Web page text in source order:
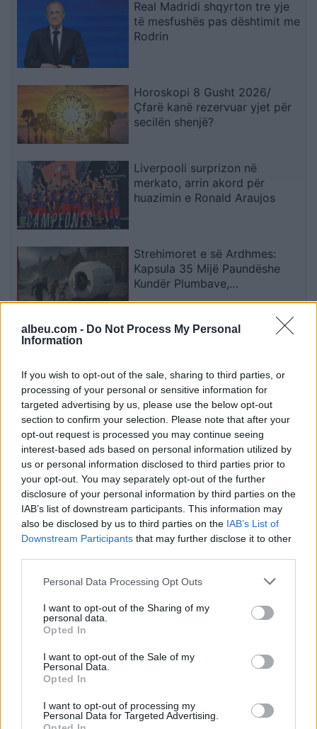
albeu.com - Do Not Process My Personal
Information
If you wish to opt-out of the sale, sharing to third parties, or
processing of your personal or sensitive information for
targeted advertising by us, please use the below opt-out
section to confirm your selection. Please note that after your
opt-out request is processed you may continue seeing
interest-based ads based on personal information utilized by
us or personal information disclosed to third parties prior to
your opt-out. You may separately opt-out of the further
disclosure of your personal information by third parties on the
IAB’s list of downstream participants. This information may
also be disclosed by us to third parties on the IAB’s List of
Downstream Participants that may further disclose it to other
Personal Data Processing Opt Outs
I want to opt-out of the Sharing of my
personal data.
Opted In
I want to opt-out of the Sale of my
Personal Data.
Opted In
I want to opt-out of processing my
Personal Data for Targeted Advertising.
Real Madridi shqyrton tre yje
të mesfushës pas dështimit me
Rodrin
Horoskopi 8 Gusht 2026/
Çfarë kanë rezervuar yjet për
secilën shenjë?
Liverpooli surprizon në
merkato, arrin akord për
huazimin e Ronald Araujos
Strehimoret e së Ardhmes:
Kapsula 35 Mijë Paundëshe
Kundër Plumbave,
Shpërthimeve dhe Fatkeqësive
Apple hedh në gjyq OpenAI-n
të sekreteve industriale
Esim for Global
Esim for USA Esim for Italy
for Turkey|Esim for Germany|Esim for Greece|